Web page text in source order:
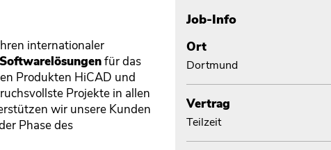
internationaler
für das
Produkten HiCAD und
Projekte in allen
wir unsere Kunden
Phase des
Job-Info
Ort
Dortmund
Vertrag
Teilzeit